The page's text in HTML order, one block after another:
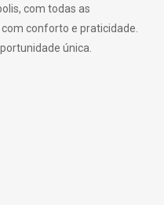
com todas as
conforto e praticidade.
única.